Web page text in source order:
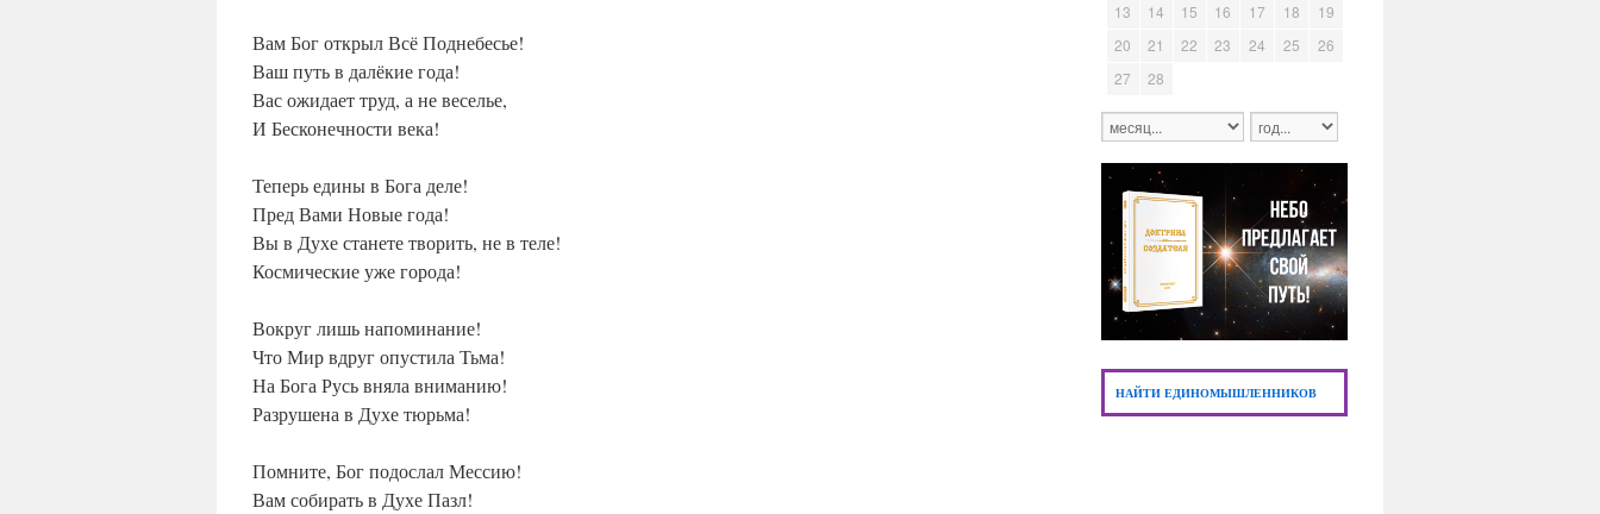
13
14 15 16 17 18
19
20
21 22 23 24 25
26
27
28
НАЙТИ ЕДИНОМЫШЛЕННИКОВ
Вам Бог открыл Всё Поднебесье!
Ваш путь в далёкие года!
Вас ожидает труд, а не веселье,
И Бесконечности века!
Теперь едины в Бога деле!
Пред Вами Новые года!
Вы в Духе станете творить, не в теле!
Космические уже города!
Вокруг лишь напоминание!
Что Мир вдруг опустила Тьма!
На Бога Русь вняла вниманию!
Разрушена в Духе тюрьма!
Помните, Бог подослал Мессию!
Вам собирать в Духе Пазл!